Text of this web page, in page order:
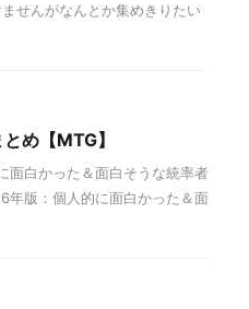
せんがなんとか集めきりたい
め【MTG】
白かった＆面白そうな統率者
版：個人的に面白かった＆面